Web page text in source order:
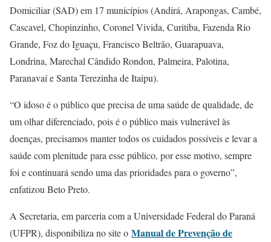
Domiciliar (SAD) em 17 municípios (Andirá, Arapongas, Cambé,
Cascavel, Chopinzinho, Coronel Vivida, Curitiba, Fazenda Rio
Grande, Foz do Iguaçu, Francisco Beltrão, Guarapuava,
Londrina, Marechal Cândido Rondon, Palmeira, Palotina,
Paranavaí e Santa Terezinha de Itaipu).
“O idoso é o público que precisa de uma saúde de qualidade, de
um olhar diferenciado, pois é o público mais vulnerável às
doenças, precisamos manter todos os cuidados possíveis e levar a
saúde com plenitude para esse público, por esse motivo, sempre
foi e continuará sendo uma das prioridades para o governo”,
enfatizou Beto Preto.
A Secretaria, em parceria com a Universidade Federal do Paraná
(UFPR), disponibiliza no site o Manual de Prevenção de